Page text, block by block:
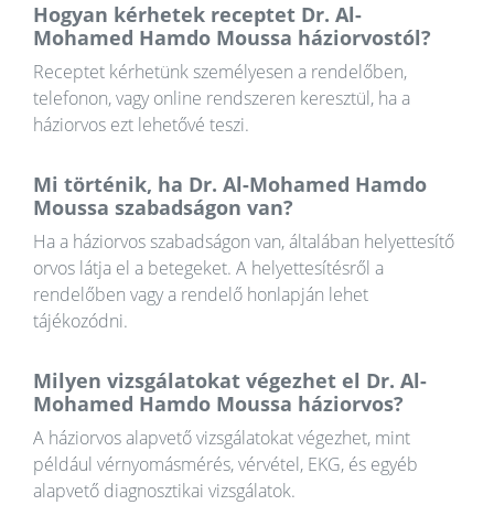
Hogyan kérhetek receptet Dr. Al-
Mohamed Hamdo Moussa háziorvostól?
Receptet kérhetünk személyesen a rendelőben,
telefonon, vagy online rendszeren keresztül, ha a
háziorvos ezt lehetővé teszi.
Mi történik, ha Dr. Al-Mohamed Hamdo
Moussa szabadságon van?
Ha a háziorvos szabadságon van, általában helyettesítő
orvos látja el a betegeket. A helyettesítésről a
rendelőben vagy a rendelő honlapján lehet
tájékozódni.
Milyen vizsgálatokat végezhet el Dr. Al-
Mohamed Hamdo Moussa háziorvos?
A háziorvos alapvető vizsgálatokat végezhet, mint
például vérnyomásmérés, vérvétel, EKG, és egyéb
alapvető diagnosztikai vizsgálatok.